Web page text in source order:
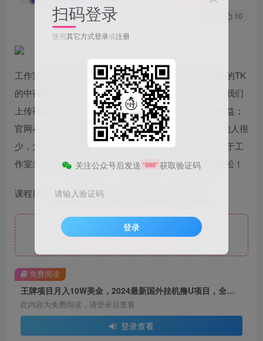
10
工作室内部王牌项目，类似国内的抖、快、西瓜或海外的TK
的中视频计划，但多多少少也有一点区别，它也是通过我们
上传视频，平台推广宣传产生流量，然后赚取一定的收益；
官网在海外已稳定运行4年，在国内还没有普及，知道的人很
少，大部分都是工作室内部在做，真正的王牌项目，对于工
作室来说，收益很高，一个月撸哥几十上百个W都很轻松！
课程目录：1、项目介绍2、准备工作3、项目实操
免费资源，请登录后查看
王牌项目月入10W美金，2024最新国外挂机撸U项目，全程无人值守，可批量放大！
此内容为免费阅读，请登录后查看
登录查看
免费阅读
扫码登录
使用其它方式登录或注册
关注公众号后发送 “888” 获取验证码
请输入验证码
登录